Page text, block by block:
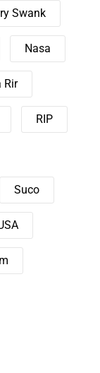
Swank
Nasa
Rir
RIP
Suco